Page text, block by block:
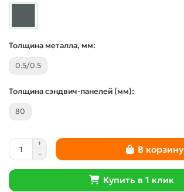
Толщина металла, мм:
0.5/0.5
Толщина сэндвич-панелей (мм):
80
В корзину
Купить в 1 клик